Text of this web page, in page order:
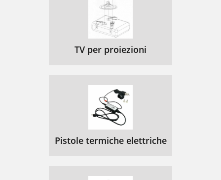
TV per proiezioni
Pistole termiche elettriche